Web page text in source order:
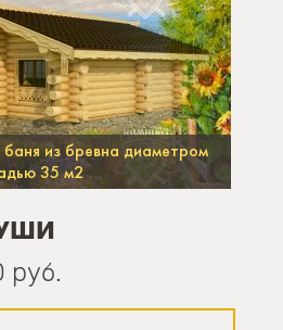
из бревна диаметром
35 м2
руб.